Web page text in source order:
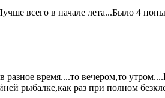
всего в начале лета...Было 4
время....то вечером,то
рыбалке,как раз при полном